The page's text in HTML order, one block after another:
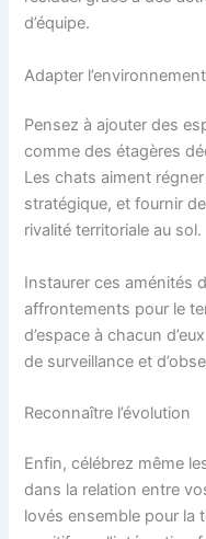
d’équipe.
Adapter
Pensez à ajouter des
comme des étagères
Les chats aiment
stratégique, et fournir
rivalité territoriale au sol.
Instaurer ces aménités
affrontements pour le
d’espace à chacun
de surveillance et
Reconnaître l’évolution
Enfin, célébrez même
dans la relation entre
lovés ensemble pour la